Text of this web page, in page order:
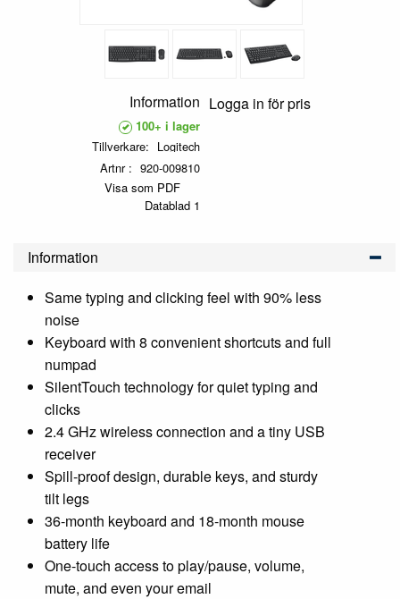
Information
100+ i lager
Tillverkare
Logitech
Artnr
920-009810
Visa som PDF
Datablad 1
Logga in för pris
Information
Same typing and clicking feel with 90% less
noise
Keyboard with 8 convenient shortcuts and full
numpad
SilentTouch technology for quiet typing and
clicks
2.4 GHz wireless connection and a tiny USB
receiver
Spill-proof design, durable keys, and sturdy
tilt legs
36-month keyboard and 18-month mouse
battery life
One-touch access to play/pause, volume,
mute, and even your email